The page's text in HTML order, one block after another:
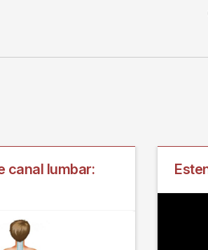
canal lumbar: